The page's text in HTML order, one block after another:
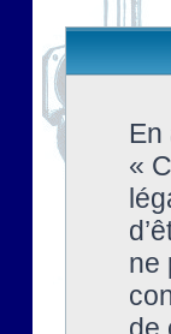
«
ne